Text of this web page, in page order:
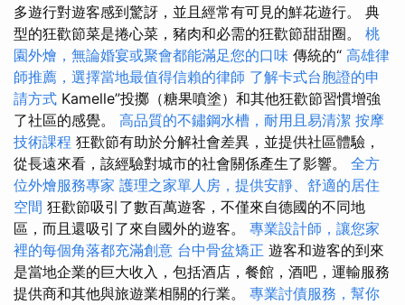
多遊行對遊客感到驚訝，並且經常有可見的鮮花遊行。 典
型的狂歡節菜是捲心菜，豬肉和必需的狂歡節甜甜圈。 桃
園外燴，無論婚宴或聚會都能滿足您的口味 傳統的“ 高雄律
師推薦，選擇當地最值得信賴的律師 了解卡式台胞證的申
請方式 Kamelle”投擲（糖果噴塗）和其他狂歡節習慣增強
了社區的感覺。 高品質的不鏽鋼水槽，耐用且易清潔 按摩
技術課程 狂歡節有助於分解社會差異，並提供社區體驗，
從長遠來看，該經驗對城市的社會關係產生了影響。 全方
位外燴服務專家 護理之家單人房，提供安靜、舒適的居住
空間 狂歡節吸引了數百萬遊客，不僅來自德國的不同地
區，而且還吸引了來自國外的遊客。 專業設計師，讓您家
裡的每個角落都充滿創意 台中骨盆矯正 遊客和遊客的到來
是當地企業的巨大收入，包括酒店，餐館，酒吧，運輸服務
提供商和其他與旅遊業相關的行業。 專業討債服務，幫你